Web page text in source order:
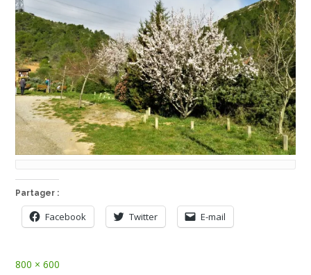
Partager :
Facebook Twitter E-mail
Full
800 × 600